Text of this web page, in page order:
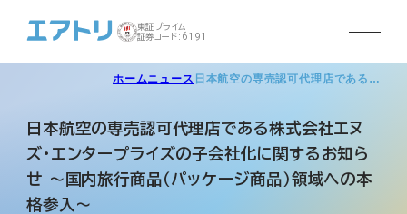
東証プライム
証券コード:6191
ホームニュース 日本航空の専売認可代理店である…
日本航空の専売認可代理店である株式会社エヌ
ズ・エンタープライズの子会社化に関するお知ら
せ ～国内旅行商品（パッケージ商品）領域への本
格参入～